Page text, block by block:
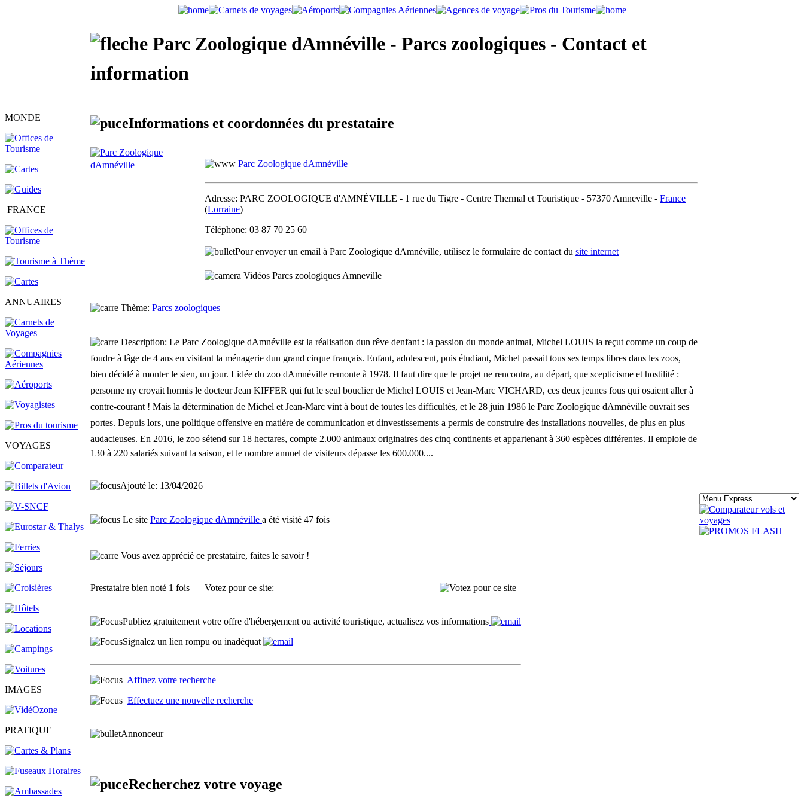
MONDE
FRANCE
ANNUAIRES
VOYAGES
IMAGES
PRATIQUE
Parc Zoologique dAmnéville - Parcs zoologiques - Contact et
information
Informations et coordonnées du prestataire
Parc Zoologique dAmnéville
Adresse: PARC ZOOLOGIQUE d'AMNÉVILLE - 1 rue du Tigre - Centre Thermal et Touristique - 57370 Amneville - France
(Lorraine)
Téléphone: 03 87 70 25 60
Pour envoyer un email à Parc Zoologique dAmnéville, utilisez le formulaire de contact du site internet
Vidéos Parcs zoologiques Amneville
Thème: Parcs zoologiques
Description: Le Parc Zoologique dAmnéville est la réalisation dun rêve denfant : la passion du monde animal, Michel LOUIS la reçut comme un coup de
foudre à lâge de 4 ans en visitant la ménagerie dun grand cirque français. Enfant, adolescent, puis étudiant, Michel passait tous ses temps libres dans les zoos,
bien décidé à monter le sien, un jour. Lidée du zoo dAmnéville remonte à 1978. Il faut dire que le projet ne rencontra, au départ, que scepticisme et hostilité :
personne ny croyait hormis le docteur Jean KIFFER qui fut le seul bouclier de Michel LOUIS et Jean-Marc VICHARD, ces deux jeunes fous qui osaient aller à
contre-courant ! Mais la détermination de Michel et Jean-Marc vint à bout de toutes les difficultés, et le 28 juin 1986 le Parc Zoologique dAmnéville ouvrait ses
portes. Depuis lors, une politique offensive en matière de communication et dinvestissements a permis de construire des installations nouvelles, de plus en plus
audacieuses. En 2016, le zoo sétend sur 18 hectares, compte 2.000 animaux originaires des cinq continents et appartenant à 360 espèces différentes. Il emploie de
130 à 220 salariés suivant la saison, et le nombre annuel de visiteurs dépasse les 600.000....
Ajouté le: 13/04/2026
Le site Parc Zoologique dAmnéville a été visité 47 fois
Vous avez apprécié ce prestataire, faites le savoir !
Prestataire bien noté 1 fois Votez pour ce site:
Publiez gratuitement votre offre d'hébergement ou activité touristique, actualisez vos informations
Signalez un lien rompu ou inadéquat
Affinez votre recherche
Effectuez une nouvelle recherche
Annonceur
Recherchez votre voyage